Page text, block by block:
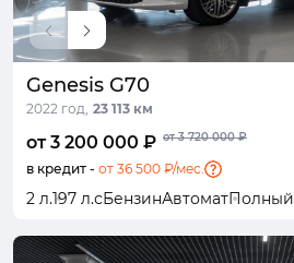
Genesis G70
2022 год, 23 113 км
от 3 200 000 ₽ от 3 720 000 ₽
в кредит - от 36 500 ₽/мес.
2 л.197 л.сБензинАвтоматПолный